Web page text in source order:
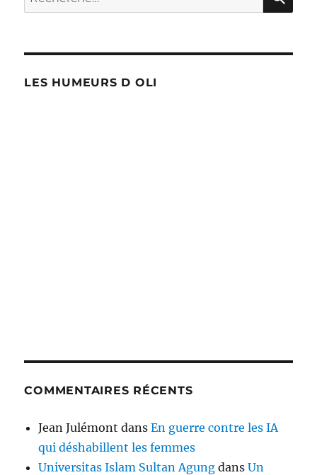
pour :
LES HUMEURS D OLI
COMMENTAIRES RÉCENTS
Jean Julémont dansEn guerre contre les IA
qui déshabillent les femmes
Universitas Islam Sultan Agung dansUn